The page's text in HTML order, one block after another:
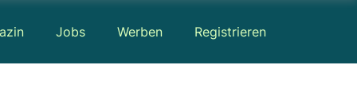
Jobs Werben Registrieren